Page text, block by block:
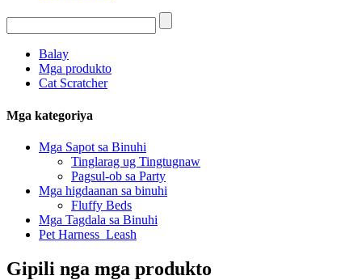
Balay
Mga produkto
Cat Scratcher
Mga kategoriya
Mga Sapot sa Binuhi
Tinglarag ug Tingtugnaw
Pagsul-ob sa Party
Mga higdaanan sa binuhi
Fluffy Beds
Mga Tagdala sa Binuhi
Pet Harness_Leash
Gipili nga mga produkto